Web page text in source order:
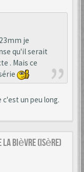
je
qu'il serait
. Mais ce
c'est un peu long.
la Bièvre (Isère)